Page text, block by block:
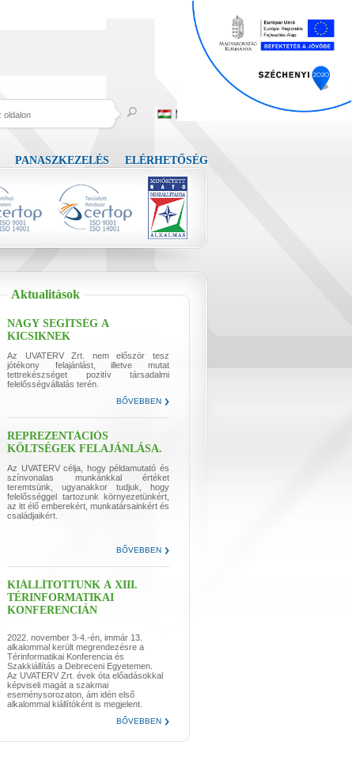
PANASZKEZELÉS ELÉRHETŐSÉG
Aktualitások
NAGY SEGÍTSÉG A
KICSIKNEK
Az UVATERV Zrt. nem először tesz
jótékony felajánlást, illetve mutat
tettrekészséget pozitív társadalmi
felelősségvállalás terén.
BŐVEBBEN
REPREZENTÁCIÓS
KÖLTSÉGEK FELAJÁNLÁSA.
Az UVATERV célja, hogy példamutató és
színvonalas munkánkkal értéket
teremtsünk, ugyanakkor tudjuk, hogy
felelősséggel tartozunk környezetünkért,
az itt élő emberekért, munkatársainkért és
családjaikért.
BŐVEBBEN
KIÁLLÍTOTTUNK A XIII.
TÉRINFORMATIKAI
KONFERENCIÁN
2022. november 3-4.-én, immár 13.
alkalommal került megrendezésre a
Térinformatikai Konferencia és
Szakkiállítás a Debreceni Egyetemen.
Az UVATERV Zrt. évek óta előadásokkal
képviseli magát a szakmai
eseménysorozaton, ám idén első
alkalommal kiállítóként is megjelent.
BŐVEBBEN